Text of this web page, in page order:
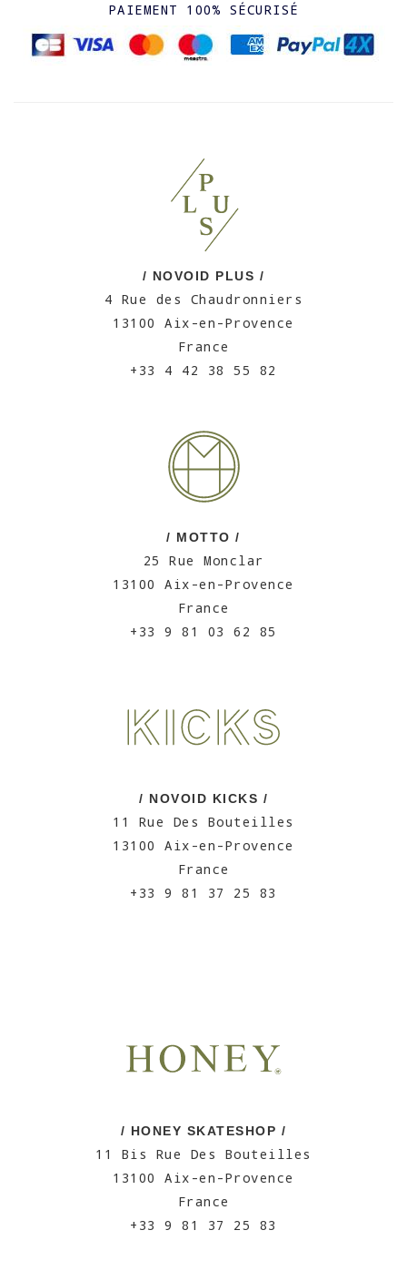
PAIEMENT 100% SÉCURISÉ
/ NOVOID PLUS /
4 Rue des Chaudronniers
13100 Aix-en-Provence
France
+33 4 42 38 55 82
/ MOTTO /
25 Rue Monclar
13100 Aix-en-Provence
France
+33 9 81 03 62 85
/ NOVOID KICKS /
11 Rue Des Bouteilles
13100 Aix-en-Provence
France
+33 9 81 37 25 83
/ HONEY SKATESHOP /
11 Bis Rue Des Bouteilles
13100 Aix-en-Provence
France
+33 9 81 37 25 83